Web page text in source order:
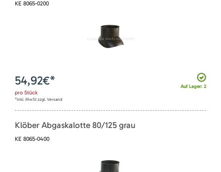
KE 8065-0200
Auf Lager: 2
54,92€*
pro Stück
*inkl. MwSt zzgl. Versand
Klöber Abgaskalotte 80/125 grau
KE 8065-0400